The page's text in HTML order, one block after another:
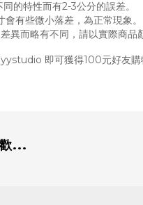
的特性而有2-3公分的誤差。
有些微小落差，為正常現象。
異而略有不同，請以實際商品
即可獲得100元好友購
...